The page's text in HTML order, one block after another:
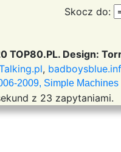
Skocz do:
TOP80.PL. Design:
,
2009, Simple Machines
z 23 zapytaniami.